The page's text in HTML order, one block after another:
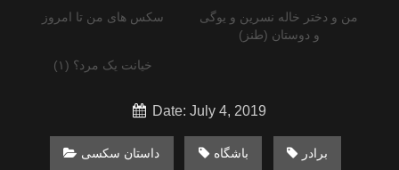
سکس های من تا امروز
من و دختر خاله نسرین و یوگی
و دوستان (طنز)
خیانت یک مرد؟ (۱)
Date: July 4, 2019
داستان سکسی باشگاه برادر